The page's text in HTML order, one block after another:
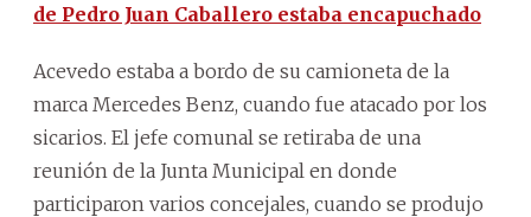
de Pedro Juan Caballero estaba encapuchado
Acevedo estaba a bordo de su camioneta de la
marca Mercedes Benz, cuando fue atacado por los
sicarios. El jefe comunal se retiraba de una
reunión de la Junta Municipal en donde
participaron varios concejales, cuando se produjo